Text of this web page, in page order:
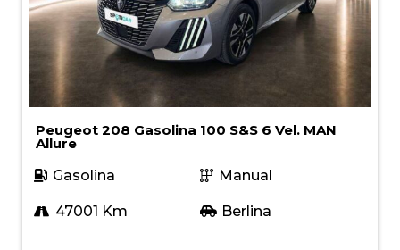
Peugeot 208 Gasolina 100 S&S 6 Vel. MAN
Allure
Gasolina
Manual
47001 Km Berlina